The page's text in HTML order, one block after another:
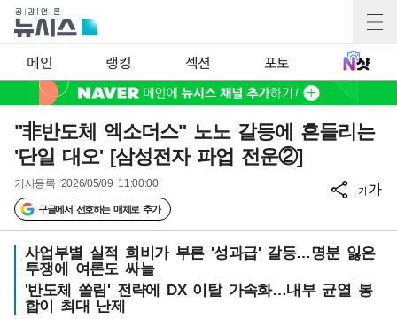
메인 랭킹 섹션 포토
"非반도체 엑소더스" 노노 갈등에 흔들리는
'단일 대오' [삼성전자 파업 전운②]
기사등록 2026/05/09 11:00:00
구글에서 선호하는 매체로 추가
가가
사업부별 실적 희비가 부른 '성과급' 갈등…명분 잃은
투쟁에 여론도 싸늘
'반도체 쏠림' 전략에 DX 이탈 가속화…내부 균열 봉
합이 최대 난제